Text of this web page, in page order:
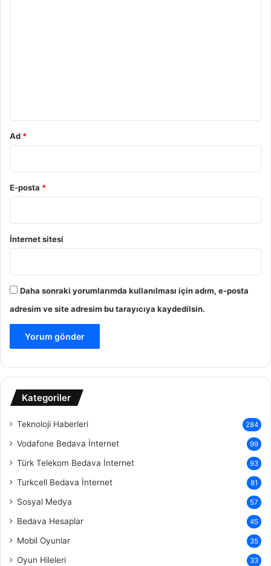
Ad *
E-posta *
İnternet sitesi
Daha sonraki yorumlarımda kullanılması için adım, e-posta
adresim ve site adresim bu tarayıcıya kaydedilsin.
Kategoriler
Teknoloji Haberleri 284
Vodafone Bedava İnternet 99
Türk Telekom Bedava İnternet 93
Turkcell Bedava İnternet 81
Sosyal Medya 57
Bedava Hesaplar 45
Mobil Oyunlar 35
Oyun Hileleri 33